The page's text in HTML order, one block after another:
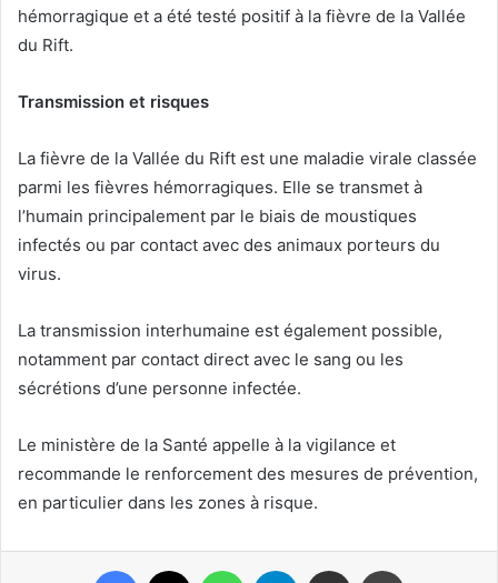
hémorragique et a été testé positif à la fièvre de la Vallée
du Rift.
Transmission et risques
La fièvre de la Vallée du Rift est une maladie virale classée
parmi les fièvres hémorragiques. Elle se transmet à
l’humain principalement par le biais de moustiques
infectés ou par contact avec des animaux porteurs du
virus.
La transmission interhumaine est également possible,
notamment par contact direct avec le sang ou les
sécrétions d’une personne infectée.
Le ministère de la Santé appelle à la vigilance et
recommande le renforcement des mesures de prévention,
en particulier dans les zones à risque.
Facebook WhatsAppTelegram Partager par email